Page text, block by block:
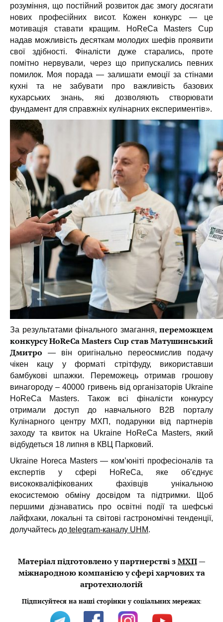
розуміння, що постійний розвиток дає змогу досягати
нових професійних висот. Кожен конкурс — це
мотивація ставати кращим. HoReCa Masters Cup
надав можливість десяткам молодих шефів проявити
свої здібності. Фіналісти дуже старались, проте
помітно нервували, через що припускались певних
помилок. Моя порада — залишати емоції за стінами
кухні та не забувати про важливість базових
кухарських знань, які дозволяють створювати
фундамент для справжніх кулінарних експериментів».
За результатами фінального змагання, переможцем
конкурсу HoReCa Masters Cup став Матушинський
Дмитро — він оригінально переосмислив подачу
чікен кацу у форматі стрітфуду, використавши
бамбукові шпажки. Переможець отримав грошову
винагороду – 40000 гривень від організаторів Ukraine
HoReCa Masters. Також всі фіналісти конкурсу
отримали доступ до навчального В2В порталу
Кулінарного центру МХП, подарунки від партнерів
заходу та квиток на Ukraine HoReCa Masters, який
відбудеться 18 липня в КВЦ Парковий.
Ukraine Horeca Masters — ком’юніті професіоналів та
експертів у сфері HoReCa, яке об’єднує
висококваліфікованих фахівців унікальною
екосистемою обміну досвідом та підтримки. Щоб
першими дізнаватись про освітні події та шефські
лайфхаки, локальні та світові гастрономічні тенденції,
долучайтесь до telegram-каналу UHM.
Матеріал підготовлено у партнерстві зМХП—
міжнародною компанією у сфері харчових та
агротехнологій
Підписуйтеся на наші сторінки у соціальних мережах: